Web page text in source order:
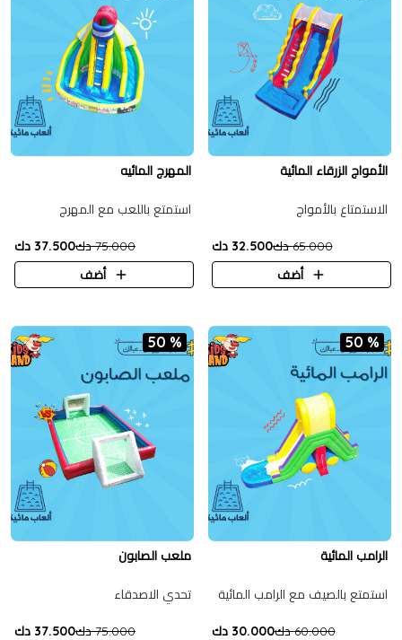
الأمواج الزرقاء المائية
الاستمتاع بالأمواج
65.000 دك
32.500 دك
أضف
المهرج المائيه
استمتع باللعب مع المهرج
75.000 دك
37.500 دك
أضف
50 %
الرامب المائية
استمتع بالصيف مع الرامب المائية
60.000 دك
30.000 دك
50 %
ملعب الصابون
تحدي الاصدقاء
75.000 دك
37.500 دك